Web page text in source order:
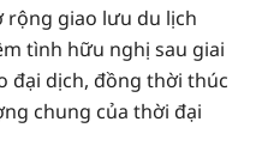
rộng giao lưu du lịch
tình hữu nghị sau giai
đại dịch, đồng thời thúc
chung của thời đại